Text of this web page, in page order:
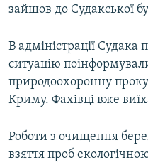
зайшов до Судакської
В адміністрації
ситуацію
природоохоронну
Криму. Фахівці вже
Роботи з очищення
взяття проб